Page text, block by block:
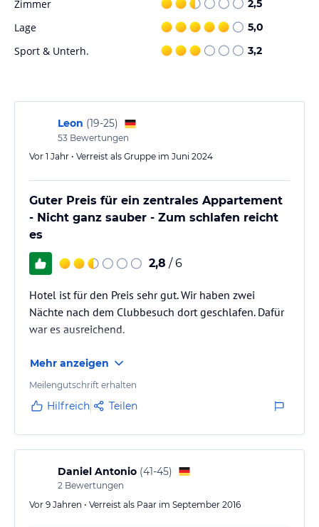
denen Sie weitere kulinarische Optionen genießen können.
Das Hotel Apartments Ar Monjardi verfügt über einen Außenpool,
Pool-/Snackbar bietet erfrischende Getränke. Für weitere
Aktivitäten stehen Ihnen verschiedene Möglichkeiten zur
Verfügung, darunter Radfahren/Mountainbiking, Golfen und ein
Fitnessstudio.
Hinweis: Verfasst von HolidayCheck mit Hilfe von KI. Alle
Angaben ohne Gewähr. Bitte lies vor der Buchung die
des jeweiligen Veranstalters.
Zimmer 2,5
Lage 5,0
Sport & Unterh. 3,2
Leon (19-25)
53 Bewertungen
Vor 1 Jahr • Verreist als Gruppe im Juni 2024
Guter Preis für ein zentrales Appartement
- Nicht ganz sauber - Zum schlafen reicht
es
2,8 / 6
Hotel ist für den Preis sehr gut. Wir haben zwei
Nächte nach dem Clubbesuch dort geschlafen. Dafür
war es ausreichend.
Mehr anzeigen
Meilengutschrift erhalten
Hilfreich Teilen
Daniel Antonio (41-45)
2 Bewertungen
Vor 9 Jahren • Verreist als Paar im September 2016